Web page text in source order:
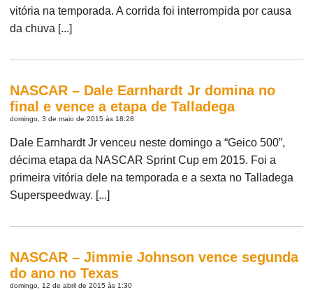
vitória na temporada. A corrida foi interrompida por causa
da chuva [...]
NASCAR – Dale Earnhardt Jr domina no
final e vence a etapa de Talladega
domingo, 3 de maio de 2015 às 18:28
Dale Earnhardt Jr venceu neste domingo a “Geico 500”,
décima etapa da NASCAR Sprint Cup em 2015. Foi a
primeira vitória dele na temporada e a sexta no Talladega
Superspeedway. [...]
NASCAR – Jimmie Johnson vence segunda
do ano no Texas
domingo, 12 de abril de 2015 às 1:30